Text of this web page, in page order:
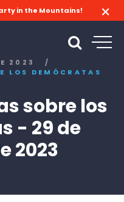
in the Mountains!
2023
/
LOS DEMÓCRATAS
sobre los
- 29 de
2023